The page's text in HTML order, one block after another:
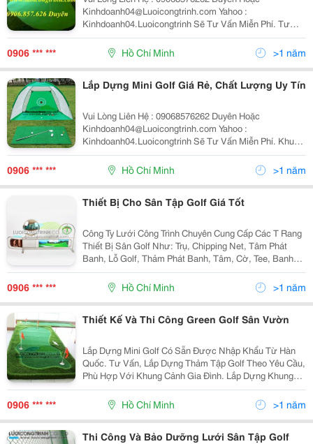
Kinhdoanh04@Luoicongtrinh.com Yahoo :
Kinhdoanh04.Luoicongtrinh Sẽ Tư Vấn Miễn Phí. Tư
Vấn, Thiết Kế, Thi Công Sân Tập Golf , Mini Golf ,
Phòng Tập Golf 3D , Khung Lưới Tập Golf, Home
Putting Gree
0906 *** *** Hồ Chí Minh >1 năm
Lắp Dựng Mini Golf Giá Rẻ, Chất Lượng Uy Tín
Vui Lòng Liên Hệ : 09068576262 Duyên Hoặc
Kinhdoanh04@Luoicongtrinh.com Yahoo :
Kinhdoanh04.Luoicongtrinh Sẽ Tư Vấn Miễn Phí. Khung
Lều Tập Golf Mini Được Nhập Khẩu 100% Từ Hàn
Quốc. Tư Vấn, Thiết Kế, Thi Công Sân Tập Golf , Mini
0906 *** *** Hồ Chí Minh >1 năm
Thiết Bị Cho Sân Tập Golf Giá Tốt
Công Ty Lưới Công Trình Chuyên Cung Cấp Các T Rang
Thiết Bị Sân Golf Như: Trụ, Chipping Net, Tâm Phát
Banh, Lỗ Golf, Thảm Phát Banh, Tâm, Cờ, Tee, Banh
Golf, Gậy Golf, Bàn Ghế, Vách Ngăn Phân Line, Rổ,
Khay Đựng Banh &Hellip; Và Các Loại Máy Nhặt Ban
0906 *** *** Hồ Chí Minh >1 năm
Thiết Kế Và Thi Công Green Golf Sân Vườn
Lắp Dựng Mini Golf Có Sẵn Được Nhập Khẩu Từ Hàn
Quốc. Tư Vấn, Lắp Dựng Thảm Tập Golf Theo Yêu Cầu,
Phù Hợp Với Khung Cảnh Gia Đình. Lắp Dựng Khung
Tập Golf Giá Tốt, Chất Lượng. Với Đội Ngũ Nhân Viên
Dày Kinh Nghiệm Về Thi Công Mini Golf G
0906 *** *** Hồ Chí Minh >1 năm
Thi Công Và Bảo Dưỡng Lưới Sân Tập Golf